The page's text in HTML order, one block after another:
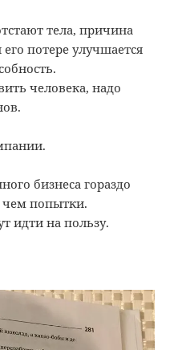
тела, причина
потере улучшается
человека, надо
бизнеса гораздо
чем попытки.
идти на пользу.